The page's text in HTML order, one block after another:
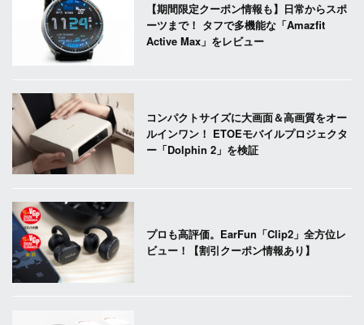
【期間限定クーポン情報も】日常からスポ
ーツまで！ タフで多機能な「Amazfit
Active Max」をレビュー
コンパクトサイズに大画面＆高画質をオー
ルインワン！ ETOEモバイルプロジェクタ
ー「Dolphin 2」を検証
プロも高評価。EarFun「Clip2」全方位レ
ビュー！【割引クーポン情報あり】